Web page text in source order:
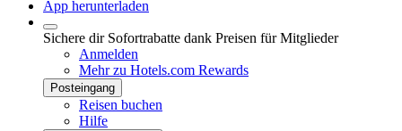
App herunterladen
Sichere dir Sofortrabatte dank Preisen für Mitglieder
Anmelden
Mehr zu Hotels.com Rewards
Posteingang
Reisen buchen
Hilfe